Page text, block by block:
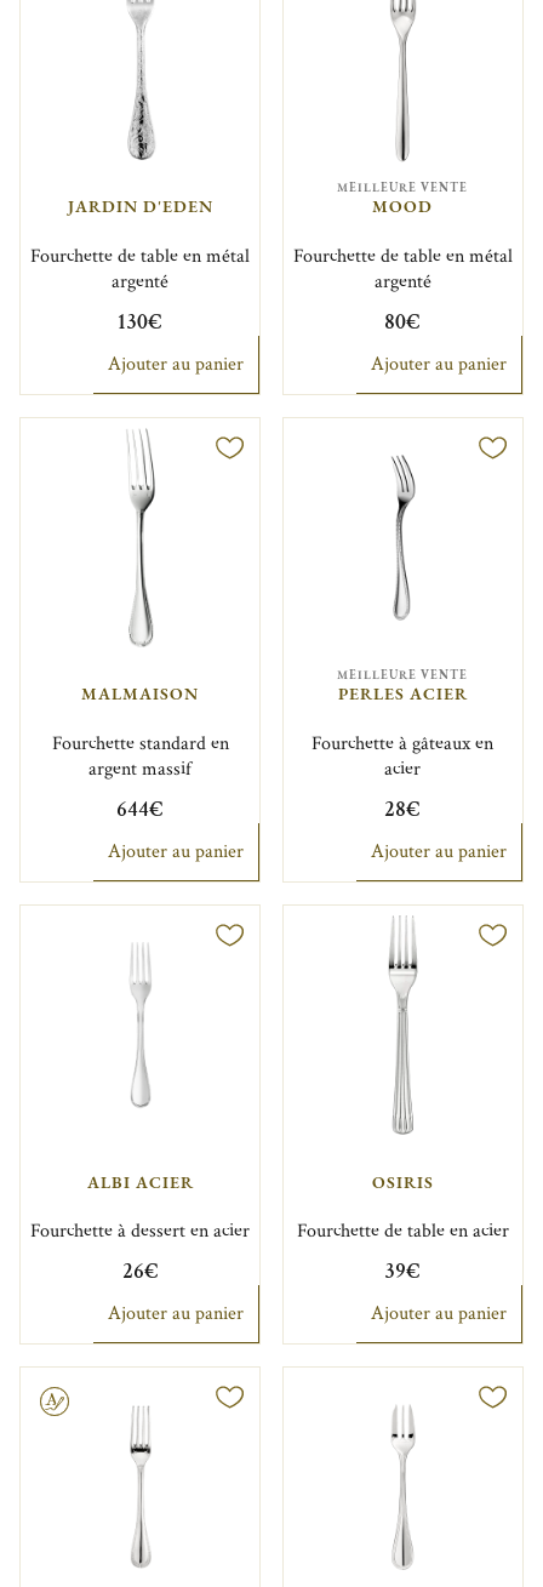
JARDIN D'EDEN
Fourchette de table en métal
argenté
130€
Ajouter au panier
MEILLEURE VENTE
MOOD
Fourchette de table en métal
argenté
80€
Ajouter au panier
MALMAISON
Fourchette standard en
argent massif
644€
Ajouter au panier
MEILLEURE VENTE
PERLES ACIER
Fourchette à gâteaux en
acier
28€
Ajouter au panier
ALBI ACIER
Fourchette à dessert en acier
26€
Ajouter au panier
OSIRIS
Fourchette de table en acier
39€
Ajouter au panier